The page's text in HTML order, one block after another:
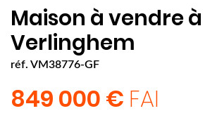
Maison à vendre à
Verlinghem
réf. VM38776-GF
849 000 € FAI